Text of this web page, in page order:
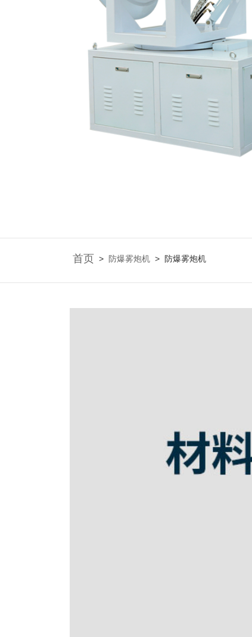
首页 > 防爆雾炮机 > 防爆雾炮机